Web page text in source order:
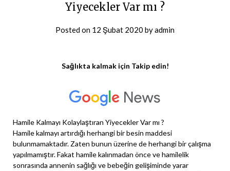
Yiyecekler Var mı ?
Posted on 12 Şubat 2020 byadmin
Sağlıkta kalmak için Takip edin!
Hamile Kalmayı Kolaylaştıran Yiyecekler Var mı ?
Hamile kalmayı artırdığı herhangi bir besin maddesi
bulunmamaktadır. Zaten bunun üzerine de herhangi bir çalışma
yapılmamıştır. Fakat hamile kalınmadan önce ve hamilelik
sonrasında annenin sağlığı ve bebeğin gelişiminde yarar